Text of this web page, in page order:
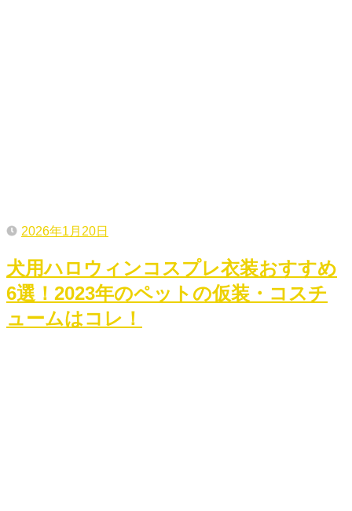
2026年1月20日
犬用ハロウィンコスプレ衣装おすすめ
6選！2023年のペットの仮装・コスチ
ュームはコレ！